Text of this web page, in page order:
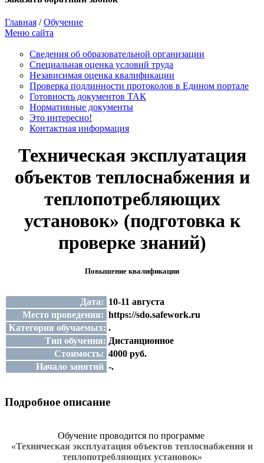
Главная /Обучение
Меню сайта
Сведения об образовательной организации
Cпециальная оценка условий труда
Независимая оценка квалификации
Проверка подлинности протоколов в Едином портале
Готовность документов ТАК
Нормативные документы
Это интересно!
Контактная информация
Техническая эксплуатация
объектов теплоснабжения и
теплопотребляющих
установок» (подготовка к
проверке знаний)
Повышение квалификации
Дата: 10-11 августа
Место проведения: https://sdo.safework.ru
Категория обучаемых: .
Тип обучения: Дистанционное
Стоимость: 4000 руб.
Начало занятий -.
Подробное описание
Обучение проводится по программе
«Техническая эксплуатация объектов теплоснабжения и
теплопотребляющих установок»